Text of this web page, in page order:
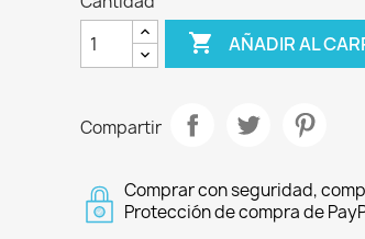
 AÑADIR AL
Compartir
Comprar con seguridad,
Protección de compra de